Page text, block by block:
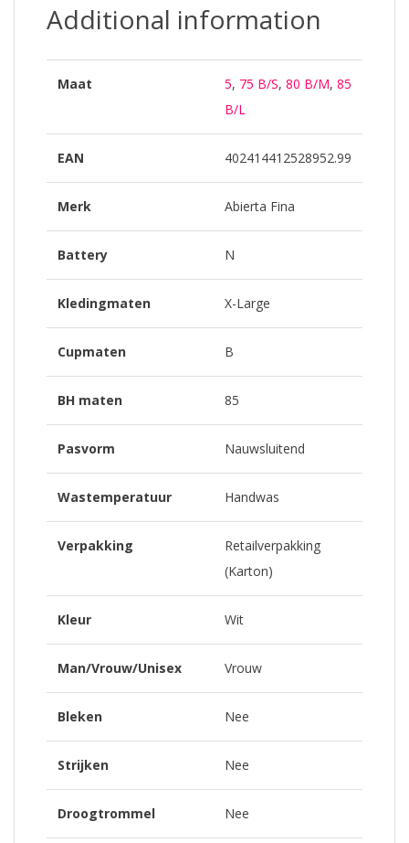
Additional information
Maat 5, 75 B/S, 80 B/M, 85
B/L
EAN 402414412528952.99
Merk Abierta Fina
Battery N
Kledingmaten X-Large
Cupmaten B
BH maten 85
Pasvorm Nauwsluitend
Wastemperatuur Handwas
Verpakking
Retailverpakking
(Karton)
Kleur Wit
Man/Vrouw/Unisex Vrouw
Bleken Nee
Strijken Nee
Droogtrommel Nee